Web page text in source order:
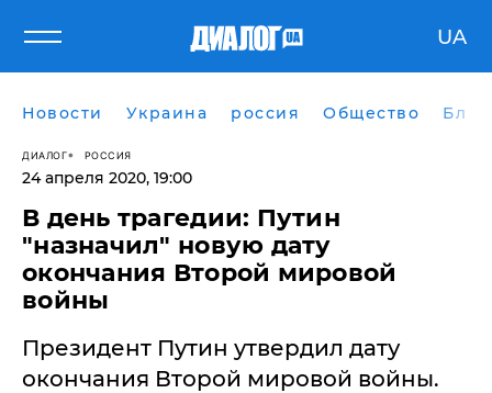
UA
Новости Украина россия Общество
ДИАЛОГ РОССИЯ
24 апреля 2020, 19:00
В день трагедии: Путин
"назначил" новую дату
окончания Второй мировой
войны
​Президент Путин утвердил дату
окончания Второй мировой войны.